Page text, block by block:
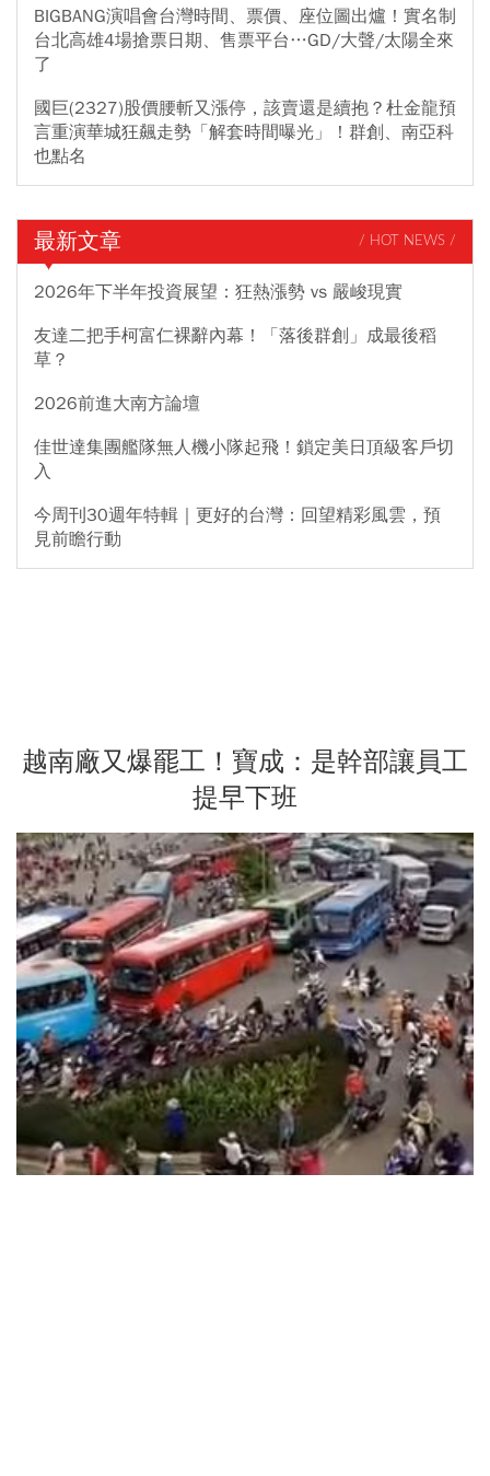
BIGBANG演唱會台灣時間、票價、座位圖出爐！實名制
台北高雄4場搶票日期、售票平台…GD/大聲/太陽全來
了
國巨(2327)股價腰斬又漲停，該賣還是續抱？杜金龍預
言重演華城狂飆走勢「解套時間曝光」！群創、南亞科
也點名
最新文章 / HOT NEWS /
2026年下半年投資展望：狂熱漲勢 vs 嚴峻現實
友達二把手柯富仁裸辭內幕！「落後群創」成最後稻
草？
2026前進大南方論壇
佳世達集團艦隊無人機小隊起飛！鎖定美日頂級客戶切
入
今周刊30週年特輯｜更好的台灣：回望精彩風雲，預
見前瞻行動
越南廠又爆罷工！寶成：是幹部讓員工
提早下班